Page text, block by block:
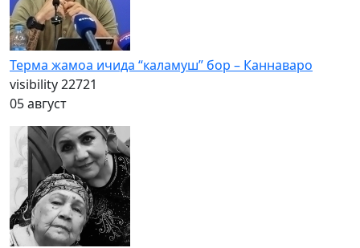
Терма жамоа ичида “каламуш” бор – Каннаваро
visibility22721
05 август